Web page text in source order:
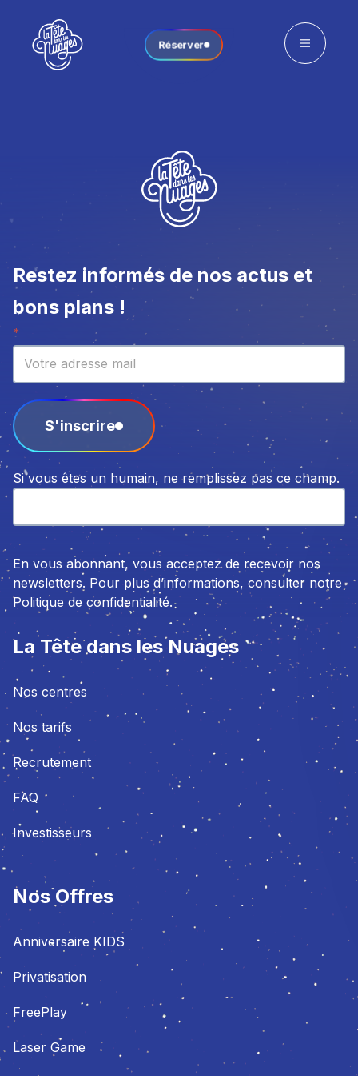
Réserver
Restez informés de nos actus et
bons plans !
Newsletter
*
S'inscrire
Si vous êtes un humain, ne remplissez pas ce champ.
En vous abonnant, vous acceptez de recevoir nos
newsletters. Pour plus d’informations, consulter notre
Politique de confidentialité.
La Tête dans les Nuages
Nos centres
Nos tarifs
Recrutement
FAQ
Investisseurs
Nos Offres
Anniversaire KIDS
Privatisation
FreePlay
Laser Game